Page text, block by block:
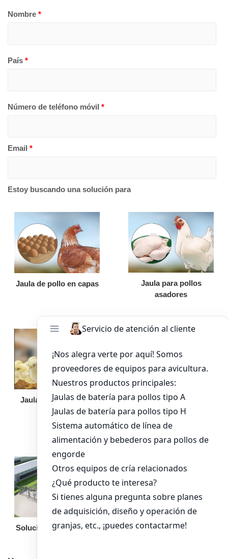
Nombre *
País *
Número de teléfono móvil *
Email *
Estoy buscando una solución para
Jaula de pollo en capas
Jaula para pollos
asadores
Jaula de pollo pollita
Bandeja de
alimentación para
pollos de engorde
Solución llave en mano Otro equipo